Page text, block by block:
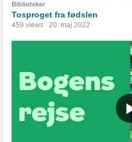
Biblioteker
Tosproget fra fødslen
459 views 20. maj 2022